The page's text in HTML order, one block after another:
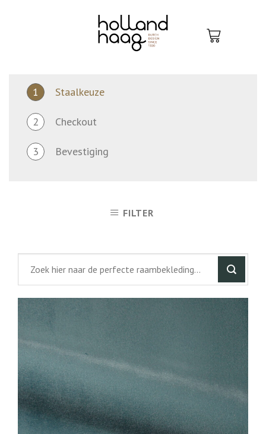
1 Staalkeuze
2 Checkout
3 Bevestiging
FILTER